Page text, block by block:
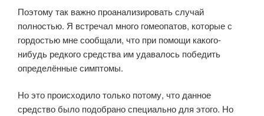
Поэтому так важно проанализировать случай
полностью. Я встречал много гомеопатов, которые с
гордостью мне сообщали, что при помощи какого-
нибудь редкого средства им удавалось победить
определённые симптомы.
Но это происходило только потому, что данное
средство было подобрано специально для этого. Но